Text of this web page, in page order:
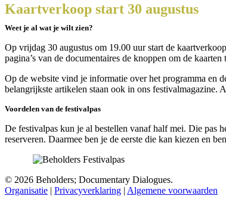
Kaartverkoop start 30 augustus
Weet je al wat je wilt zien?
Op vrijdag 30 augustus om 19.00 uur start de
pagina’s van de documentaires de knoppen om de kaarten
Op de website vind je informatie over het programma en
belangrijkste artikelen staan ook in ons festivalmagazine.
Voordelen van de festivalpas
De festivalpas kun je al bestellen vanaf half mei. Die pas
reserveren. Daarmee ben je de eerste die kan kiezen en
© 2026 Beholders; Documentary Dialogues.
Organisatie | Privacyverklaring | Algemene voorwaarden